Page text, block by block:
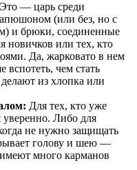
Это — царь среди
(или без, но с
и брюки, соединенные
новичков или тех, кто
Да, жарковато в нем
чем стать
из хлопка или
Для тех, кто уже
уверенно. Либо для
не нужно защищать
голову и шею —
много карманов